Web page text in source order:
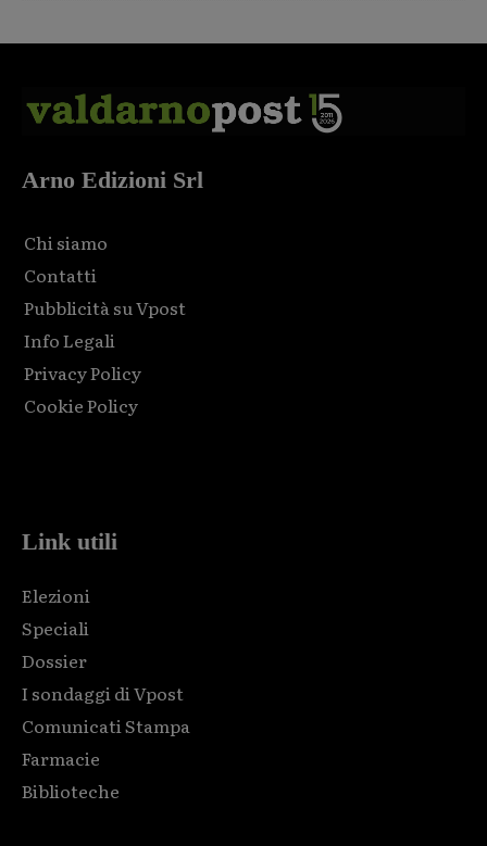
Arno Edizioni Srl
Chi siamo
Contatti
Pubblicità su Vpost
Info Legali
Privacy Policy
Cookie Policy
Link utili
Elezioni
Speciali
Dossier
I sondaggi di Vpost
Comunicati Stampa
Farmacie
Biblioteche